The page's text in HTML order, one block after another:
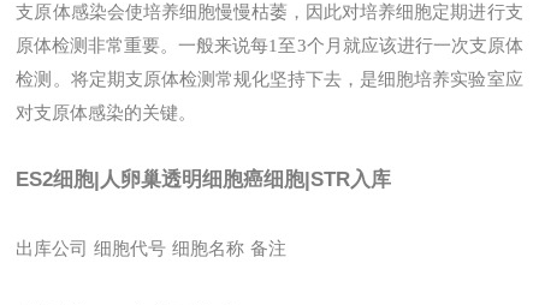
支原体感染会使培养细胞慢慢枯萎，因此对培养细胞定期进行支
原体检测非常重要。一般来说每1至3个月就应该进行一次支原体
检测。将定期支原体检测常规化坚持下去，是细胞培养实验室应
对支原体感染的关键。
ES2细胞|人卵巢透明细胞癌细胞|STR入库
出库公司 细胞代号 细胞名称 备注